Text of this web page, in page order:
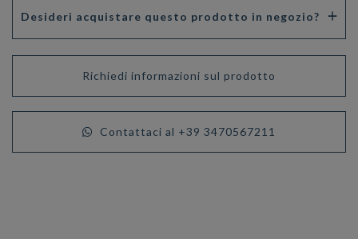
Desideri acquistare questo prodotto in negozio?
Richiedi informazioni sul prodotto
Contattaci al +39 3470567211